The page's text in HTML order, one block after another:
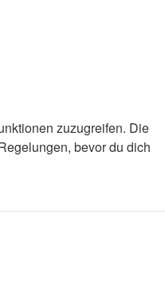
zuzugreifen. Die
bevor du dich